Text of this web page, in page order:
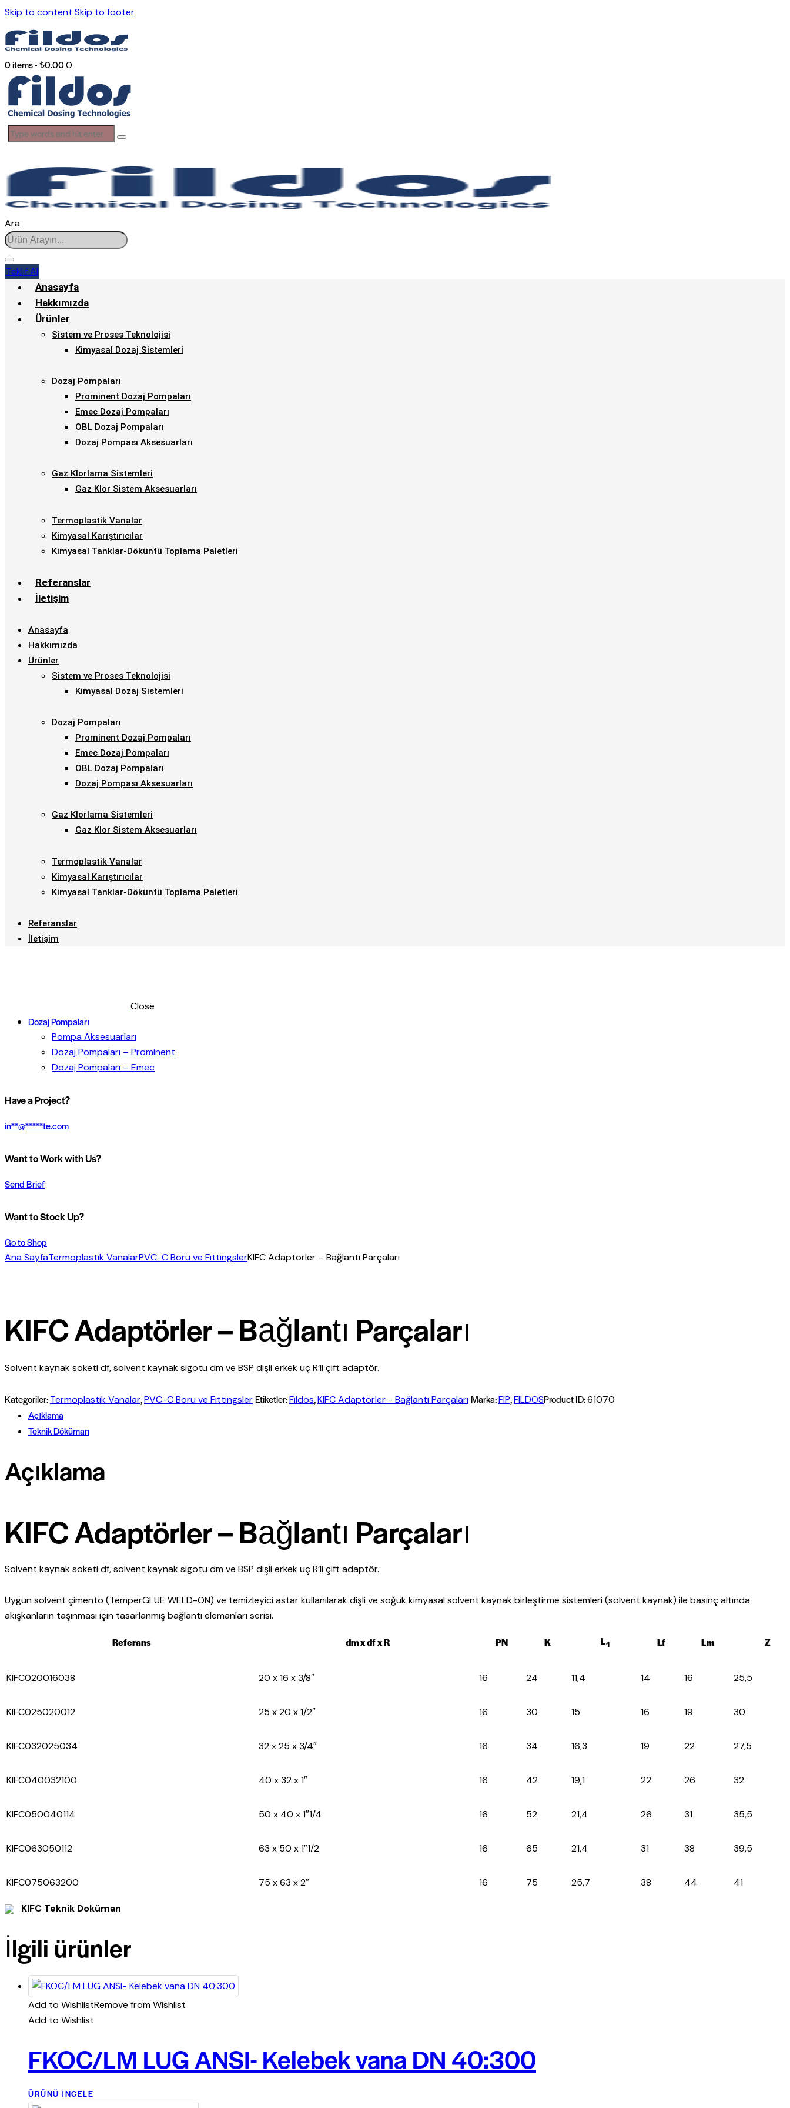
Skip to content Skip to footer
0 items-₺0.000
Ara
Teklif Al
Anasayfa
Hakkımızda
Ürünler
Sistem ve Proses Teknolojisi
Kimyasal Dozaj Sistemleri
Dozaj Pompaları
Prominent Dozaj Pompaları
Emec Dozaj Pompaları
OBL Dozaj Pompaları
Dozaj Pompası Aksesuarları
Gaz Klorlama Sistemleri
Gaz Klor Sistem Aksesuarları
Termoplastik Vanalar
Kimyasal Karıştırıcılar
Kimyasal Tanklar-Döküntü Toplama Paletleri
Referanslar
İletişim
Anasayfa
Hakkımızda
Ürünler
Sistem ve Proses Teknolojisi
Kimyasal Dozaj Sistemleri
Dozaj Pompaları
Prominent Dozaj Pompaları
Emec Dozaj Pompaları
OBL Dozaj Pompaları
Dozaj Pompası Aksesuarları
Gaz Klorlama Sistemleri
Gaz Klor Sistem Aksesuarları
Termoplastik Vanalar
Kimyasal Karıştırıcılar
Kimyasal Tanklar-Döküntü Toplama Paletleri
Referanslar
İletişim
Close
Dozaj Pompaları
Pompa Aksesuarları
Dozaj Pompaları – Prominent
Dozaj Pompaları – Emec
Have a Project?
in**@*****te.com
Want to Work with Us?
Send Brief
Want to Stock Up?
Go to Shop
Ana SayfaTermoplastik VanalarPVC-C Boru ve FittingslerKIFC Adaptörler – Bağlantı Parçaları
KIFC Adaptörler – Bağlantı Parçaları
Solvent kaynak soketi df, solvent kaynak sigotu dm ve BSP dişli erkek uç R’li çift adaptör.
Kategoriler:Termoplastik Vanalar,PVC-C Boru ve FittingslerEtiketler:Fildos,KIFC Adaptörler - Bağlantı ParçalarıMarka:FIP,FILDOSProduct ID:61070
Açıklama
Teknik Döküman
Açıklama
KIFC Adaptörler – Bağlantı Parçaları
Solvent kaynak soketi df, solvent kaynak sigotu dm ve BSP dişli erkek uç R’li çift adaptör.
Uygun solvent çimento (TemperGLUE WELD-ON) ve temizleyici astar kullanılarak dişli ve soğuk kimyasal solvent kaynak birleştirme sistemleri (solvent kaynak) ile basınç altında
akışkanların taşınması için tasarlanmış bağlantı elemanları serisi.
Referans dm x df x R PN K L1 Lf Lm Z
KIFC020016038 20 x 16 x 3/8″ 16 24 11,4 14 16 25,5
KIFC025020012 25 x 20 x 1/2″ 16 30 15 16 19 30
KIFC032025034 32 x 25 x 3/4″ 16 34 16,3 19 22 27,5
KIFC040032100 40 x 32 x 1″ 16 42 19,1 22 26 32
KIFC050040114 50 x 40 x 1″1/4 16 52 21,4 26 31 35,5
KIFC063050112 63 x 50 x 1″1/2 16 65 21,4 31 38 39,5
KIFC075063200 75 x 63 x 2″ 16 75 25,7 38 44 41
KIFC Teknik Doküman
İlgili ürünler
Add to WishlistRemove from Wishlist
Add to Wishlist
FKOC/LM LUG ANSI- Kelebek vana DN 40:300
ÜRÜNÜ İNCELE